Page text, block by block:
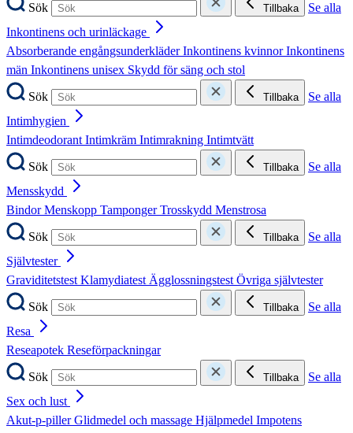
Sök
Tillbaka
Se alla
Inkontinens och urinläckage
Absorberande engångsunderkläderInkontinens kvinnorInkontinens
män Inkontinens unisex Skydd för säng och stol
Sök
Tillbaka
Se alla
Intimhygien
IntimdeodorantIntimkräm Intimrakning Intimtvätt
Sök
Tillbaka
Se alla
Mensskydd
BindorMenskopp TampongerTrosskydd Menstrosa
Sök
Tillbaka
Se alla
Självtester
GraviditetstestKlamydiatestÄgglossningstestÖvriga självtester
Sök
Tillbaka
Se alla
Resa
Reseapotek Reseförpackningar
Sök
Tillbaka
Se alla
Sex och lust
Akut-p-pillerGlidmedel och massage Hjälpmedel Impotens